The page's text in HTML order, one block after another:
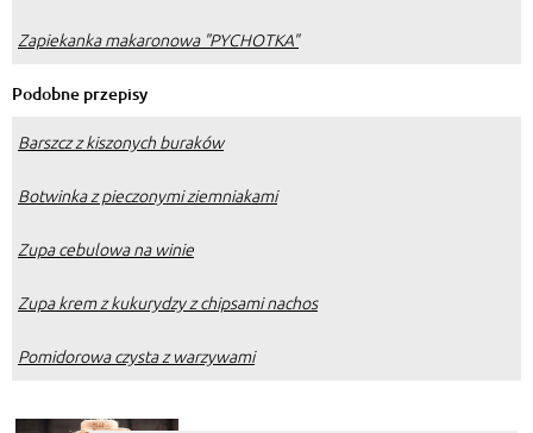
Zapiekanka makaronowa "PYCHOTKA"
Podobne przepisy
Barszcz z kiszonych buraków
Botwinka z pieczonymi ziemniakami
Zupa cebulowa na winie
Zupa krem z kukurydzy z chipsami nachos
Pomidorowa czysta z warzywami